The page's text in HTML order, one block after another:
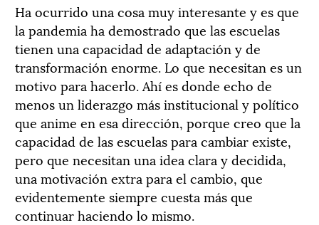
Ha ocurrido una cosa muy interesante y es que
la pandemia ha demostrado que las escuelas
tienen una capacidad de adaptación y de
transformación enorme. Lo que necesitan es un
motivo para hacerlo. Ahí es donde echo de
menos un liderazgo más institucional y político
que anime en esa dirección, porque creo que la
capacidad de las escuelas para cambiar existe,
pero que necesitan una idea clara y decidida,
una motivación extra para el cambio, que
evidentemente siempre cuesta más que
continuar haciendo lo mismo.